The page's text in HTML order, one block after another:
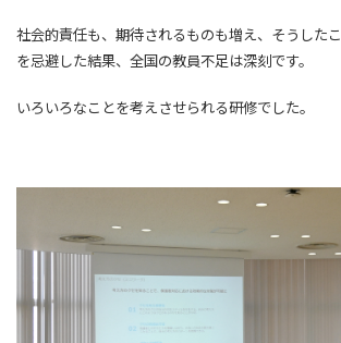
社会的責任も、期待されるものも増え、そうした
を忌避した結果、全国の教員不足は深刻です。
いろいろなことを考えさせられる研修でした。